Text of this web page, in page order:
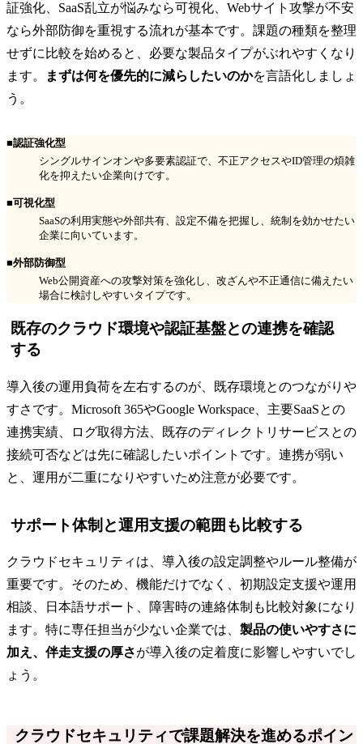
証強化、SaaS乱立が悩みなら可視化、Webサイト攻撃が不安
なら外部防御を重視する流れが基本です。課題の種類を整理
せずに比較を始めると、必要な製品タイプがぶれやすくなり
ます。
まずは何を優先的に減らしたいのかを言語化しましょ
う。
■認証強化型
シングルサインオンや多要素認証で、不正アクセスやID管理の煩雑
化を抑えたい企業向けです。
■可視化型
SaaSの利用実態や外部共有、設定不備を把握し、統制を効かせたい
企業に向いています。
■外部防御型
Web公開資産への攻撃対策を強化し、改ざんや不正通信に備えたい
場合に検討しやすいタイプです。
既存のクラウド環境や認証基盤との連携を確認
する
導入後の運用負荷を左右するのが、既存環境とのつながりや
すさです。Microsoft 365やGoogle Workspace、主要SaaSとの
連携実績、ログ取得方法、既存のディレクトリサービスとの
接続可否などは先に確認したいポイントです。連携が弱い
と、運用が二重になりやすいため注意が必要です。
サポート体制と運用支援の範囲も比較する
クラウドセキュリティは、導入後の設定調整やルール整備が
重要です。そのため、機能だけでなく、初期設定支援や運用
相談、日本語サポート、障害時の連絡体制も比較対象になり
ます。特に専任担当が少ない企業では、 製品の使いやすさに
加え、伴走支援の厚さが導入後の定着度に影響しやすいでし
ょう。
クラウドセキュリティで課題解決を進めるポイン